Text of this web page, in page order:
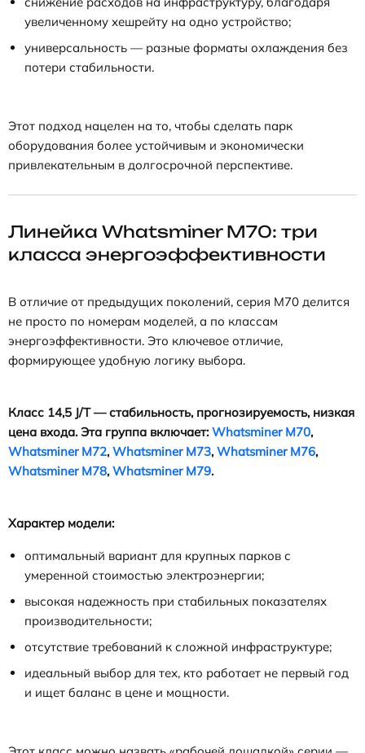
увеличенному хешрейту на одно устройство;
универсальность — разные форматы охлаждения без
потери стабильности.
Этот подход нацелен на то, чтобы сделать парк
оборудования более устойчивым и экономически
привлекательным в долгосрочной перспективе.
Линейка Whatsminer M70: три
класса энергоэффективности
В отличие от предыдущих поколений, серия M70 делится
не просто по номерам моделей, а по классам
энергоэффективности. Это ключевое отличие,
формирующее удобную логику выбора.
Класс 14,5 J/T — стабильность, прогнозируемость, низкая
цена входа. Эта группа включает: Whatsminer M70,
Whatsminer M72, Whatsminer M73, Whatsminer M76,
Whatsminer M78, Whatsminer M79.
Характер модели:
оптимальный вариант для крупных парков с
умеренной стоимостью электроэнергии;
высокая надежность при стабильных показателях
производительности;
отсутствие требований к сложной инфраструктуре;
идеальный выбор для тех, кто работает не первый год
и ищет баланс в цене и мощности.